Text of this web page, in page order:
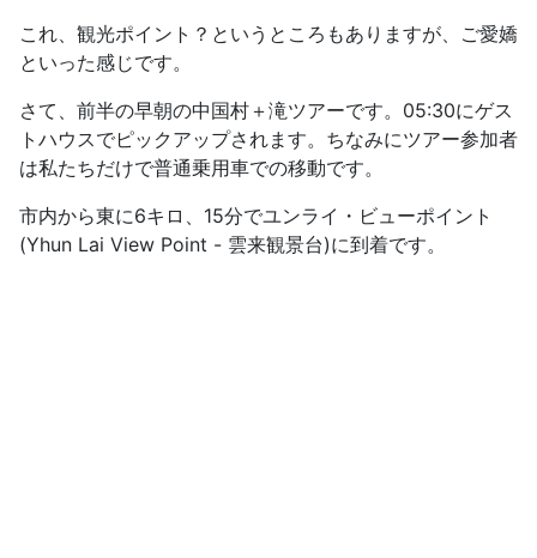
これ、観光ポイント？というところもありますが、ご愛嬌
といった感じです。
さて、前半の早朝の中国村＋滝ツアーです。05:30にゲス
トハウスでピックアップされます。ちなみにツアー参加者
は私たちだけで普通乗用車での移動です。
市内から東に6キロ、15分でユンライ・ビューポイント
(Yhun Lai View Point - 雲来観景台)に到着です。